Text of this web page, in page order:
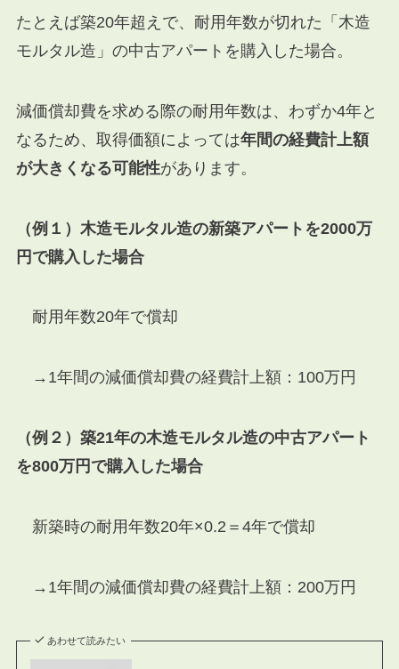
たとえば築20年超えで、耐用年数が切れた「木造
モルタル造」の中古アパートを購入した場合。
減価償却費を求める際の耐用年数は、わずか4年と
なるため、取得価額によっては年間の経費計上額
が大きくなる可能性があります。
（例１）木造モルタル造の新築アパートを2000万
円で購入した場合
耐用年数20年で償却
→1年間の減価償却費の経費計上額：100万円
（例２）築21年の木造モルタル造の中古アパート
を800万円で購入した場合
新築時の耐用年数20年×0.2＝4年で償却
→1年間の減価償却費の経費計上額：200万円
あわせて読みたい